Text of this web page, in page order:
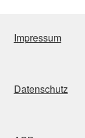
Impressum
Datenschutz